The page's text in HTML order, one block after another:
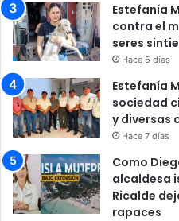
Estefanía
contra el
seres
Hace 5 días
Estefanía
sociedad
y diversas
Hace 7 días
Como
alcaldesa
Ricalde
rapaces